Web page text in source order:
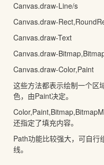
Canvas.draw-Line/s
Canvas.draw-
Canvas.draw-Text
Canvas.draw-
Canvas.draw-Color,Paint
这些方法都表示绘制一个区
色，由Paint决定。
还指定了填充内容。
Path功能比较强大，可自行
线。